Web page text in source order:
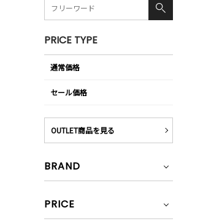
PRICE TYPE
通常価格
セール価格
OUTLET商品を見る
BRAND
PRICE